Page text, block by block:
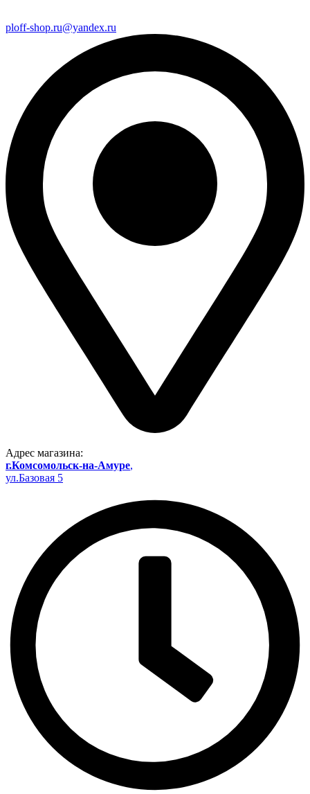
ploff-shop.ru@yandex.ru
Адрес магазина:
г.Комсомольск-на-Амуре,
ул.Базовая 5